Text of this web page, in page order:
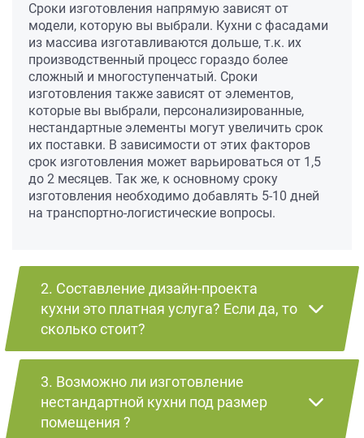
Сроки изготовления напрямую зависят от
модели, которую вы выбрали. Кухни с фасадами
из массива изготавливаются дольше, т.к. их
производственный процесс гораздо более
сложный и многоступенчатый. Сроки
изготовления также зависят от элементов,
которые вы выбрали, персонализированные,
нестандартные элементы могут увеличить срок
их поставки. В зависимости от этих факторов
срок изготовления может варьироваться от 1,5
до 2 месяцев. Так же, к основному сроку
изготовления необходимо добавлять 5-10 дней
на транспортно-логистические вопросы.
2. Составление дизайн-проекта
кухни это платная услуга? Если да, то
сколько стоит?
3. Возможно ли изготовление
нестандартной кухни под размер
помещения ?